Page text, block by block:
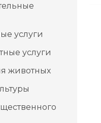
услуги
услуги
животных